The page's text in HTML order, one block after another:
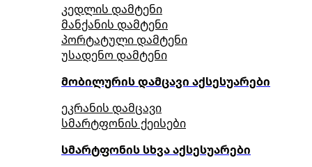
კედლის დამტენი
მანქანის დამტენი
პორტატული დამტენი
უსადენო დამტენი
მობილურის დამცავი აქსესუარები
ეკრანის დამცავი
სმარტფონის ქეისები
სმარტფონის სხვა აქსესუარები